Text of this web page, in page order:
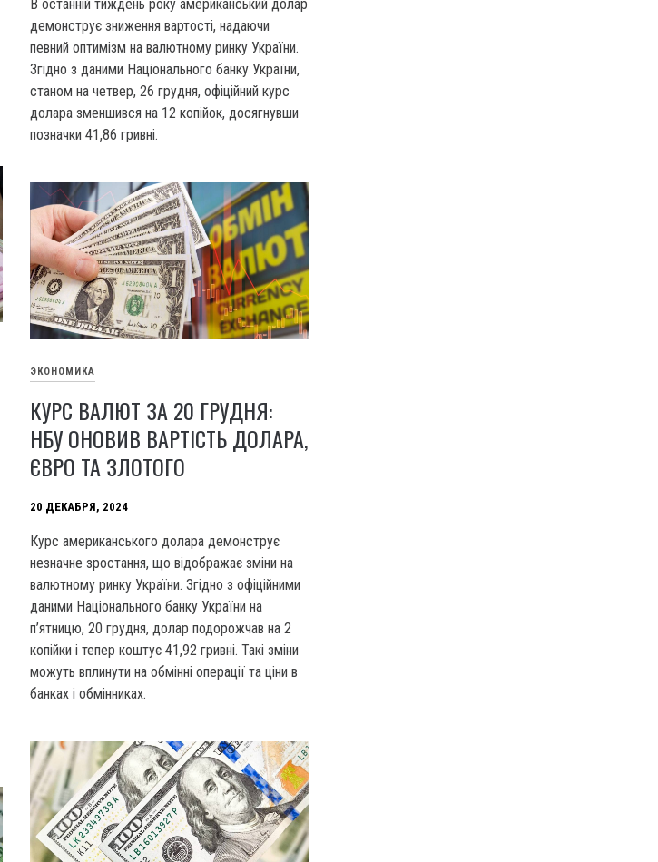
В останній тиждень року американський долар
демонструє зниження вартості, надаючи
певний оптимізм на валютному ринку України.
Згідно з даними Національного банку України,
станом на четвер, 26 грудня, офіційний курс
долара зменшився на 12 копійок, досягнувши
позначки 41,86 гривні.
ЭКОНОМИКА
КУРС ВАЛЮТ ЗА 20 ГРУДНЯ:
НБУ ОНОВИВ ВАРТІСТЬ ДОЛАРА,
ЄВРО ТА ЗЛОТОГО
20 ДЕКАБРЯ, 2024
Курс американського долара демонструє
незначне зростання, що відображає зміни на
валютному ринку України. Згідно з офіційними
даними Національного банку України на
п’ятницю, 20 грудня, долар подорожчав на 2
копійки і тепер коштує 41,92 гривні. Такі зміни
можуть вплинути на обмінні операції та ціни в
банках і обмінниках.